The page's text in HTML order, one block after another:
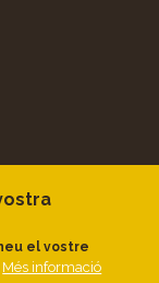
el vostre
Més informació